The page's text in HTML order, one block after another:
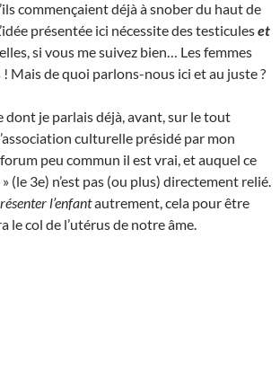
commençaient déjà à snober du haut de
présentée ici nécessite des testiculeset
si vous me suivez bien… Les femmes
Mais de quoi parlons-nous ici et au juste ?
dont je parlais déjà, avant, sur le tout
culturelle présidé par mon
peu commun il est vrai, et auquel ce
» (le 3e) n’est pas (ou plus) directement relié.
l’enfantautrement, cela pour être
le col de l’utérus de notre âme.